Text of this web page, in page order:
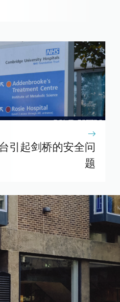
引起剑桥的安全问
题